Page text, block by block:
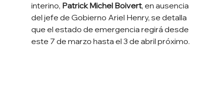
interino, Patrick Michel Boivert, en ausencia
del jefe de Gobierno Ariel Henry, se detalla
que el estado de emergencia regirá desde
este 7 de marzo hasta el 3 de abril próximo.